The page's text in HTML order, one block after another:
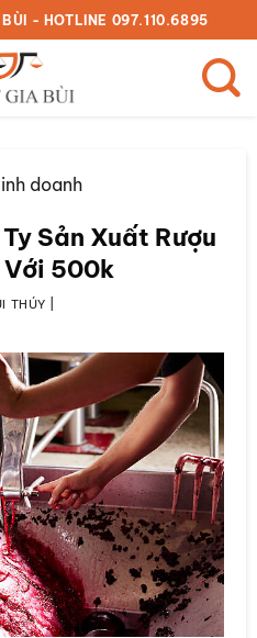
- HOTLINE 097.110.6895
doanh
Sản Xuất Rượu
Với 500k
THÚY